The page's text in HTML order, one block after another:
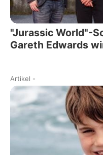
"Jurassic World"-
Gareth Edwards
Artikel -